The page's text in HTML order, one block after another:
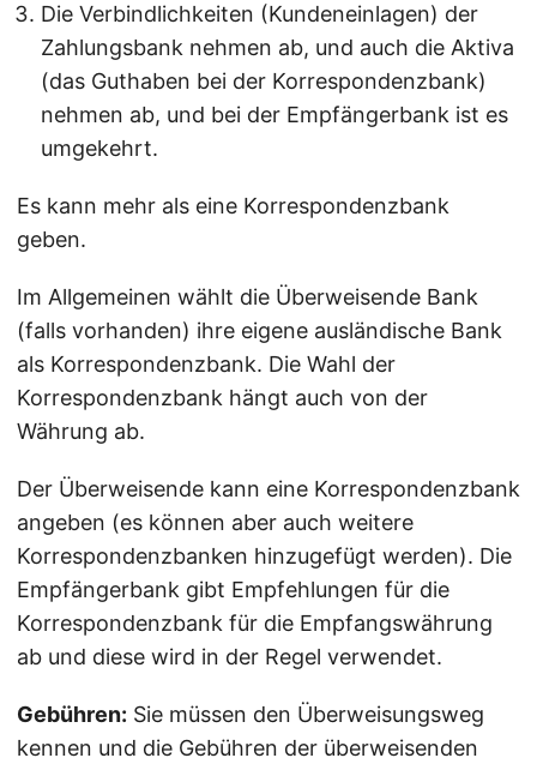
Die Verbindlichkeiten (Kundeneinlagen) der
Zahlungsbank nehmen ab, und auch die Aktiva
(das Guthaben bei der Korrespondenzbank)
nehmen ab, und bei der Empfängerbank ist es
umgekehrt.
Es kann mehr als eine Korrespondenzbank
geben.
Im Allgemeinen wählt die Überweisende Bank
(falls vorhanden) ihre eigene ausländische Bank
als Korrespondenzbank. Die Wahl der
Korrespondenzbank hängt auch von der
Währung ab.
Der Überweisende kann eine Korrespondenzbank
angeben (es können aber auch weitere
Korrespondenzbanken hinzugefügt werden). Die
Empfängerbank gibt Empfehlungen für die
Korrespondenzbank für die Empfangswährung
ab und diese wird in der Regel verwendet.
Gebühren: Sie müssen den Überweisungsweg
kennen und die Gebühren der überweisenden